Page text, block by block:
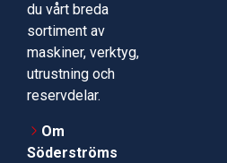
du vårt breda
sortiment av
maskiner, verktyg,
utrustning och
reservdelar.
Om
Söderströms